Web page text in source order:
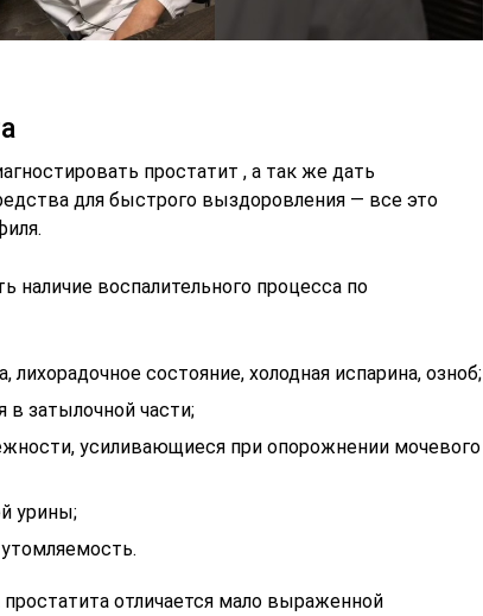
простатит , а так же дать
для быстрого выздоровления — все это
наличие воспалительного процесса по
состояние, холодная испарина, озноб;
в затылочной части;
усиливающиеся при опорожнении мочевого
урины;
отличается мало выраженной